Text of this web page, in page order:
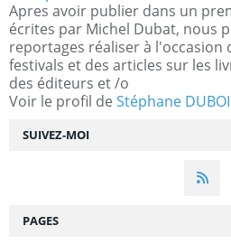
SUIVEZ-MOI
Apres avoir publier dans un
écrites par Michel Dubat, nous
reportages réaliser à l'occasion
festivals et des articles sur les
des éditeurs et /o
Voir le profil de Stéphane
PAGES